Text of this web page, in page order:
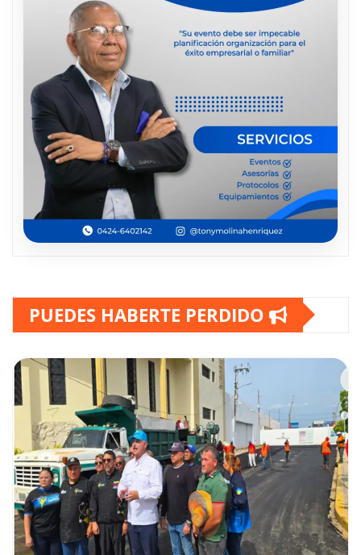
PUEDES HABERTE PERDIDO